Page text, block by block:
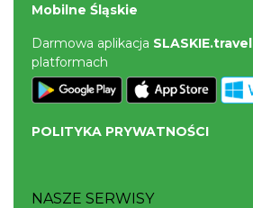
Mobilne Śląskie
Darmowa aplikacja SLASKIE.travel
platformach
POLITYKA PRYWATNOŚCI
NASZE SERWISY